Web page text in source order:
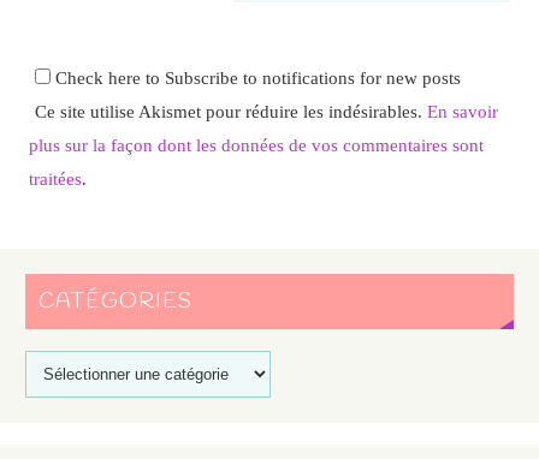
Check here to Subscribe to notifications for new posts
Ce site utilise Akismet pour réduire les indésirables. En savoir
plus sur la façon dont les données de vos commentaires sont
traitées.
CATÉGORIES